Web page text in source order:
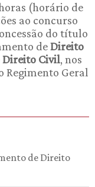
(horário de
ao concurso
do título
deDireito
Direito Civil, nos
Regimento Geral
de Direito